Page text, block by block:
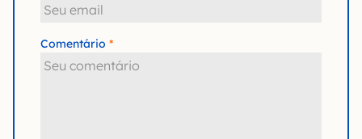
Comentário